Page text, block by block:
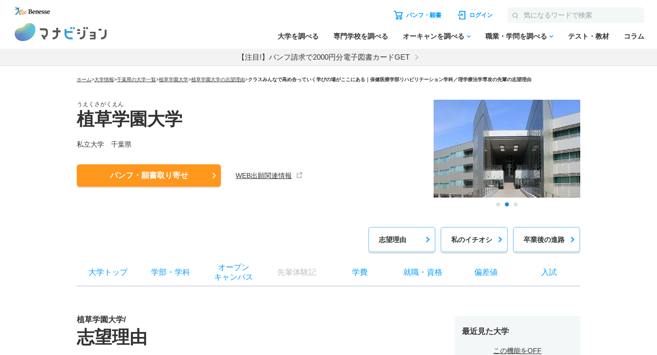
パンフ・願書 ログイン
大学を調べる 専門学校を調べる オーキャンを調べる 職業・学問を調べる テスト・教材 コラム
【注目!】パンフ請求で2000円分電子図書カードGET
ホーム>大学情報>千葉県の大学一覧>植草学園大学>植草学園大学の志望理由>クラスみんなで高め合っていく学びの場がここにある｜保健医療学部リハビリテーション学科／理学療法学専攻の先輩の志望理由
うえくさがくえん
植草学園大学
私立大学 千葉県
パンフ・願書取り寄せ WEB出願関連情報
志望理由 私のイチオシ 卒業後の進路
大学トップ 学部 ・ 学科
オープン
キャンパス
先輩体験記 学費 就職・ 資格 偏差値 入試
植草学園大学/
志望理由 最近見た大学
この機能をOFF